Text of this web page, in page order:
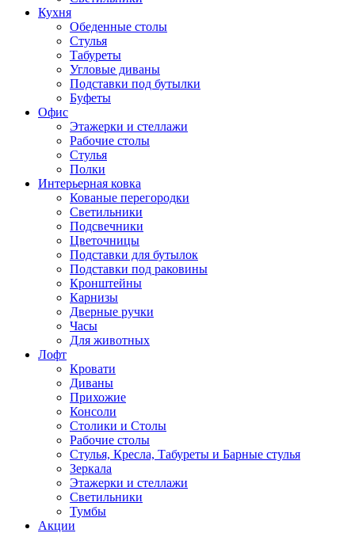
Кухня
Обеденные столы
Стулья
Табуреты
Угловые диваны
Подставки под бутылки
Буфеты
Офис
Этажерки и стеллажи
Рабочие столы
Стулья
Полки
Интерьерная ковка
Кованые перегородки
Светильники
Подсвечники
Цветочницы
Подставки для бутылок
Подставки под раковины
Кронштейны
Карнизы
Дверные ручки
Часы
Для животных
Лофт
Кровати
Диваны
Прихожие
Консоли
Столики и Столы
Рабочие столы
Стулья, Кресла, Табуреты и Барные стулья
Зеркала
Этажерки и стеллажи
Светильники
Тумбы
Акции